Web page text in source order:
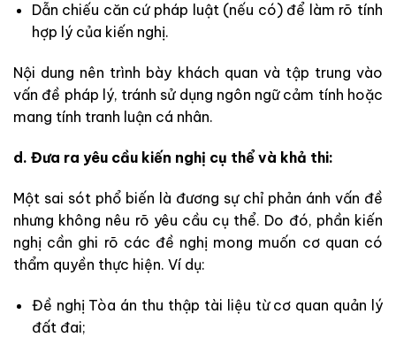
Dẫn chiếu căn cứ pháp luật (nếu có) để làm rõ tính
hợp lý của kiến nghị.
Nội dung nên trình bày khách quan và tập trung vào
vấn đề pháp lý, tránh sử dụng ngôn ngữ cảm tính hoặc
mang tính tranh luận cá nhân.
d. Đưa ra yêu cầu kiến nghị cụ thể và khả thi:
Một sai sót phổ biến là đương sự chỉ phản ánh vấn đề
nhưng không nêu rõ yêu cầu cụ thể. Do đó, phần kiến
nghị cần ghi rõ các đề nghị mong muốn cơ quan có
thẩm quyền thực hiện. Ví dụ:
Đề nghị Tòa án thu thập tài liệu từ cơ quan quản lý
đất đai;